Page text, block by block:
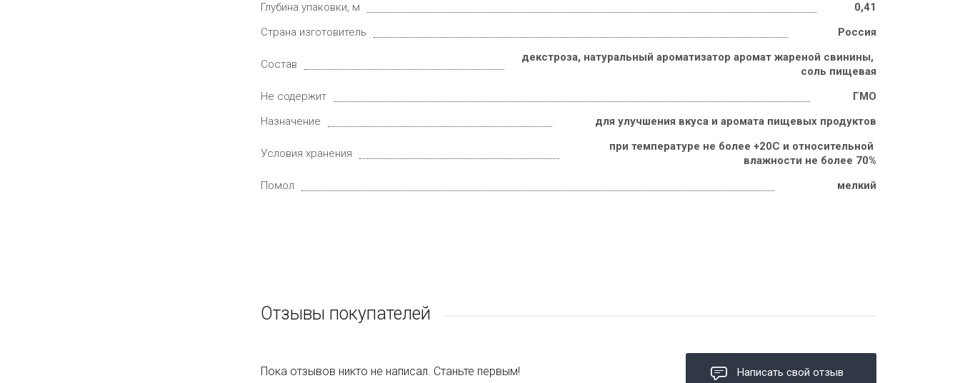
Глубина упаковки, м
0,41
Страна изготовитель
Россия
Состав
декстроза, натуральный ароматизатор аромат жареной свинины,
соль пищевая
Не содержит
ГМО
Назначение
для улучшения вкуса и аромата пищевых продуктов
Условия хранения
при температуре не более +20С и относительной
влажности не более 70%
Помол
мелкий
Отзывы покупателей
Написать свой отзыв
Пока отзывов никто не написал. Станьте первым!